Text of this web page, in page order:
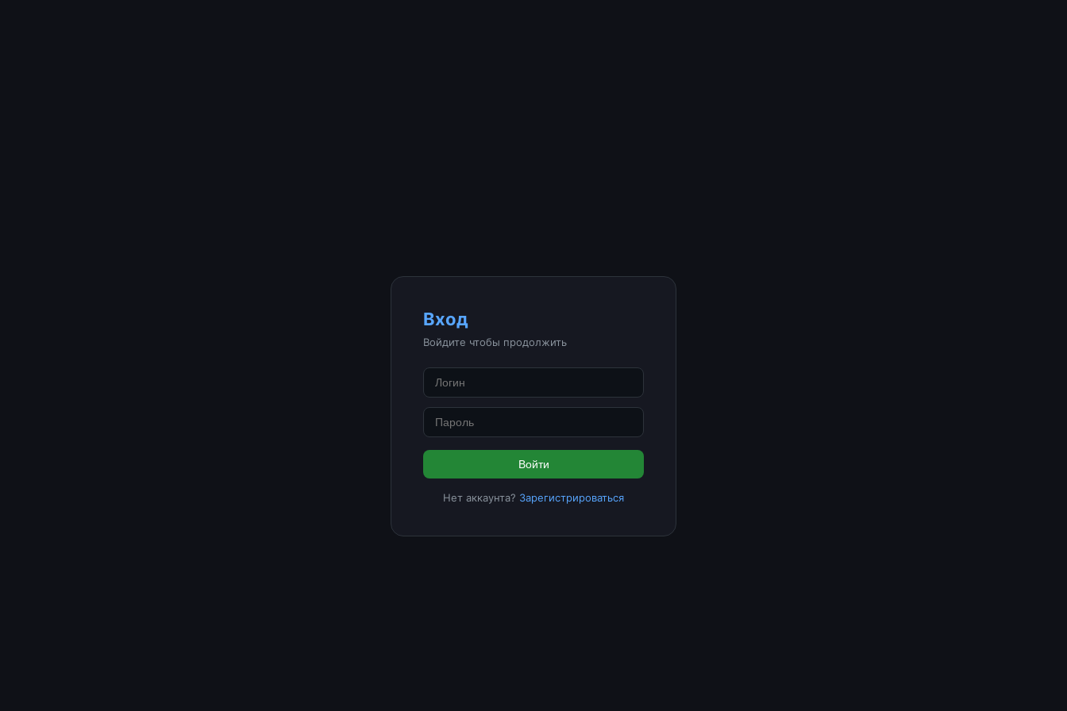
Вход
Войдите чтобы продолжить
Войти
Нет аккаунта? Зарегистрироваться